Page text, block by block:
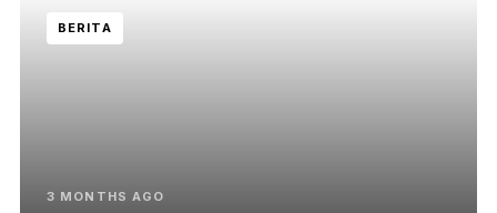
BERITA
3 MONTHS AGO